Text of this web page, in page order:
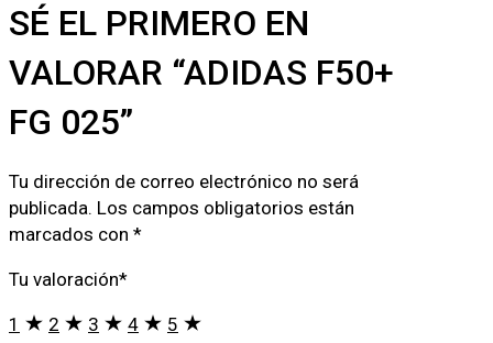
SÉ EL PRIMERO EN
VALORAR “ADIDAS F50+
FG 025”
Tu dirección de correo electrónico no será
publicada. Los campos obligatorios están
marcados con *
Tu valoración*
1 2 3 4 5